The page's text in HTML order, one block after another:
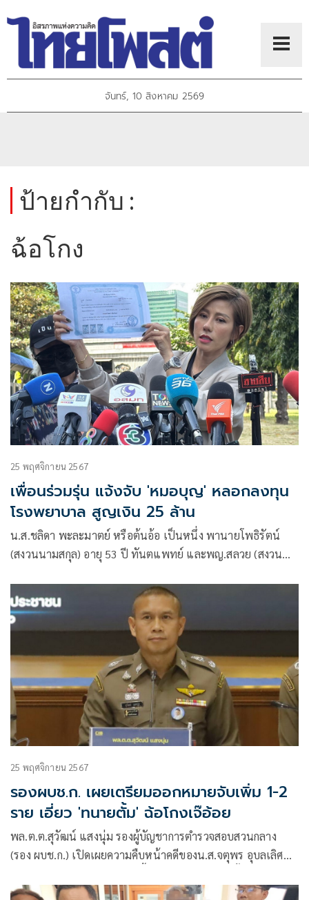
จันทร์, 10 สิงหาคม 2569
ป้ายกำกับ :
ฉ้อโกง
25 พฤศจิกายน 2567
เพื่อนร่วมรุ่น แจ้งจับ 'หมอบุญ' หลอกลงทุน
โรงพยาบาล สูญเงิน 25 ล้าน
น.ส.ชลิดา พะละมาตย์ หรือต้นอ้อ เป็นหนึ่ง พานายโพธิรัตน์
(สงวนนามสกุล) อายุ 53 ปี ทันตแพทย์ และพญ.สลวย (สงวน
นายแพทย์บุญ วนาสิน หรือหมอบุญอายุ 86 ปี เข้าพบพนักงาน
สอบสวนบก.ปอศ.
25 พฤศจิกายน 2567
รองผบช.ก. เผยเตรียมออกหมายจับเพิ่ม 1-2
ราย เอี่ยว 'ทนายตั้ม' ฉ้อโกงเจ๊อ้อย
พล.ต.ต.สุวัฒน์ แสงนุ่ม รองผู้บัญชาการตำรวจสอบสวนกลาง
(รอง ผบช.ก.) เปิดเผยความคืบหน้าคดีของน.ส.จตุพร อุบลเลิศ
โดยระบุว่า ขณะนี้ยังไม่มีรายงานจากพนักงานสอบสวนเกี่ยวกับ